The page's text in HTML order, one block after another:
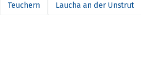
Teuchern Laucha an der Unstrut